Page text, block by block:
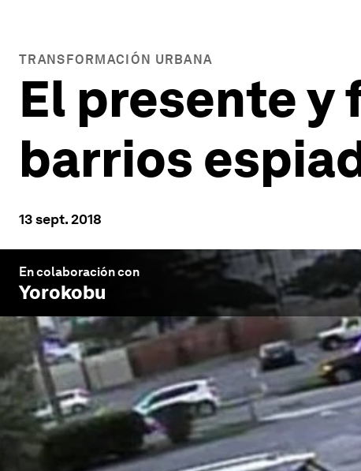
TRANSFORMACIÓN URBANA
El presente y
barrios
13 sept. 2018
En colaboración con
Yorokobu